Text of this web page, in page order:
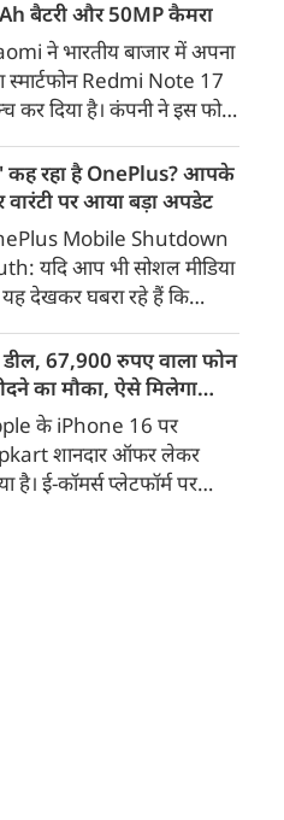
पड़ा। इस दर्द के बावजूद,
ने अपने अतीत को भुलाकर
भारत के निर्माण का संकल्प
और वैश्विक पटल पर देश की
दिवस (15 अगस्त) पर एक
निबंध पढ़ते हैं।
बैटरी और 50MP कैमरा
ने भारतीय बाजार में अपना
स्मार्टफोन Redmi Note 17
कर दिया है। कंपनी ने इस फोन
8,000mAh की बड़ी बैटरी
Qualcomm Snapdragon
के साथ पेश किया है। फोन में
का मेन कैमरा दिया गया है।
अलावा Redmi Note 17 में
Gorilla Glass 7i
IP65 रेटिंग और मजबूत
जैसे फीचर्स मिलते हैं।
कह रहा है OnePlus? आपके
पर आया बड़ा अपडेट
Mobile Shutdown
यदि आप भी सोशल मीडिया
देखकर घबरा रहे हैं कि
ठहरिए! टेक वर्ल्ड में किसी
'फ्लैगशिप किलर' के नाम से
इस ब्रांड को लेकर इंटरनेट पर
कयासबाजी का दौर जारी है।
67,900 रुपए वाला फोन
का मौका, ऐसे मिलेगा
के iPhone 16 पर
शानदार ऑफर लेकर
है। ई-कॉमर्स प्लेटफॉर्म पर